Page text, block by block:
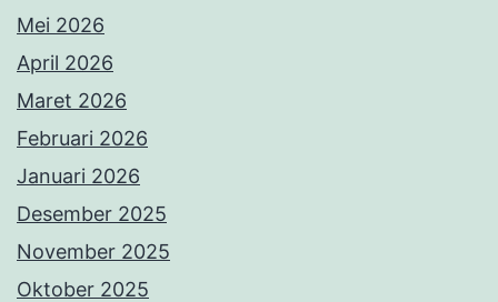
Mei 2026
April 2026
Maret 2026
Februari 2026
Januari 2026
Desember 2025
November 2025
Oktober 2025